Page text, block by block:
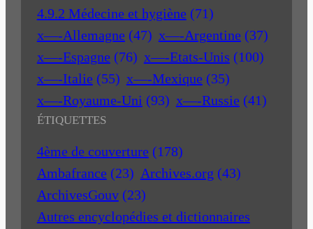
4.9.2 Médecine et hygiène (71)
x—-Allemagne (47) x—-Argentine (37)
x—-Espagne (76) x—-Etats-Unis (100)
x—-Italie (55) x—-Mexique (35)
x—-Royaume-Uni (93) x—-Russie (41)
ÉTIQUETTES
4ème de couverture (178)
Ambafrance (23) Archives.org (43)
ArchivesGouv (23)
Autres encyclopédies et dictionnaires